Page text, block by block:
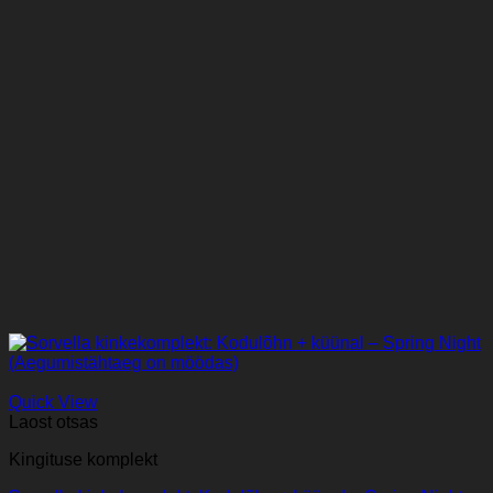
Quick View
Laost otsas
Kingituse komplekt